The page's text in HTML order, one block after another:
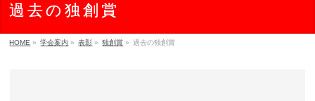
過去の独創賞
HOME » 学会案内 » 表彰 » 独創賞 » 過去の独創賞